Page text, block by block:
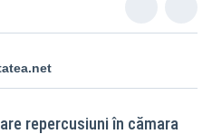
repercusiuni în cămara